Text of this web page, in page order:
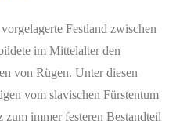
Festland zwischen
im Mittelalter den
von Rügen. Unter diesen
vom slavischen Fürstentum
zum immer festeren Bestandteil